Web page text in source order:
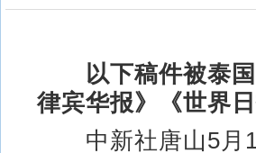
以下稿件被泰
律宾华报》《世界
中新社唐山5月